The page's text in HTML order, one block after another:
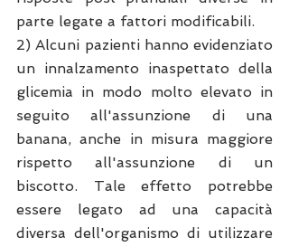
parte legate a fattori modificabili.
2) Alcuni pazienti hanno evidenziato
un innalzamento inaspettato della
glicemia in modo molto elevato in
seguito all'assunzione di una
banana, anche in misura maggiore
rispetto all'assunzione di un
biscotto. Tale effetto potrebbe
essere legato ad una capacità
diversa dell'organismo di utilizzare